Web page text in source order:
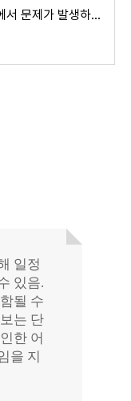
해외 호스팅 블루호스트에서 문제가 발생하는 경우